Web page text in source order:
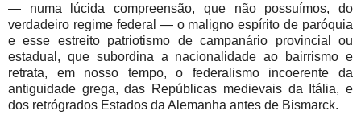
— numa lúcida compreensão, que não possuímos, do
verdadeiro regime federal — o maligno espírito de paróquia
e esse estreito patriotismo de campanário provincial ou
estadual, que subordina a nacionalidade ao bairrismo e
retrata, em nosso tempo, o federalismo incoerente da
antiguidade grega, das Repúblicas medievais da Itália, e
dos retrógrados Estados da Alemanha antes de Bismarck.